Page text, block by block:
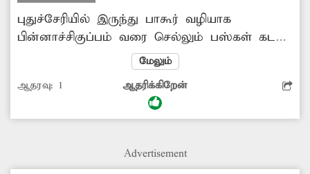
புதுச்சேரியில் இருந்து பாகூர் வழியாக
பின்னாச்சிகுப்பம் வரை செல்லும் பஸ்கள் கடந்த
பல மாதங்களாக இயக்கப்படாமல் உள்ளது.
இதனால் கிராம மக்கள், மாணவ-மாணவிகள்
அவதிப்பட்டு வருகின்றனர். பின்னாச்சிகுப்பம்
கிராமத்துக்கு மீண்டும் பஸ்களை இயக்க
மேலும்
ஆதரவு: 1 ஆதரிக்கிறேன்
Advertisement